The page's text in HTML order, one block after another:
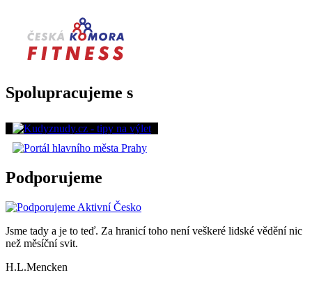
Spolupracujeme s
Podporujeme
Jsme tady a je to teď. Za hranicí toho není veškeré lidské vědění nic
než měsíční svit.
H.L.Mencken